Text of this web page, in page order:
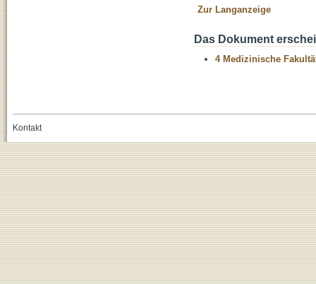
Zur Langanzeige
Das Dokument
4 Medizinische
Kontakt